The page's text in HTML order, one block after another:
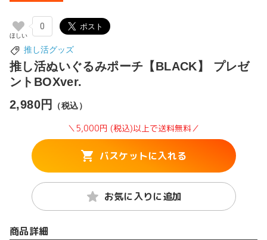
0
推し活グッズ
推し活ぬいぐるみポーチ【BLACK】 プレゼ
ントBOXver.
2,980円
（税込）
＼5,000円 (税込)以上で送料無料／
バスケットに入れる
お気に入りに追加
商品詳細